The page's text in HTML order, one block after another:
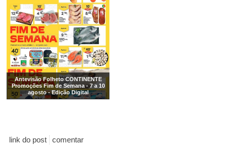
Antevisão Folheto CONTINENTE
Promoções Fim de Semana - 7 a 10
agosto - Edição Digital
link do post comentar